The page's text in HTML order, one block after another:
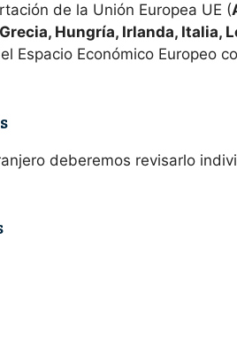
de la Unión Europea UE (
Hungría, Irlanda,
Espacio Económico Europeo
deberemos revisarlo